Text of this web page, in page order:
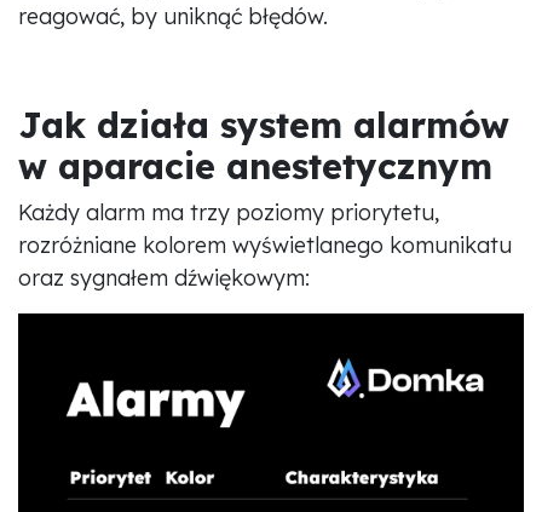
reagować, by uniknąć błędów.
Jak działa system alarmów
w aparacie anestetycznym
Każdy alarm ma trzy poziomy priorytetu,
rozróżniane kolorem wyświetlanego komunikatu
oraz sygnałem dźwiękowym: